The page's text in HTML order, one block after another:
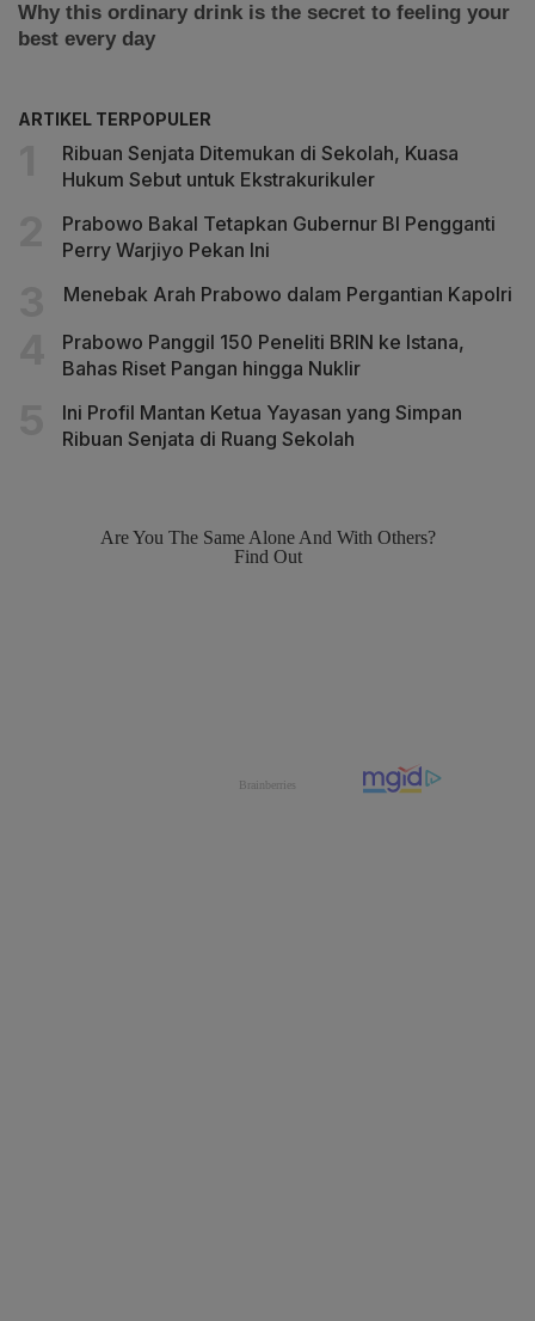
ARTIKEL TERPOPULER
Ribuan Senjata Ditemukan di Sekolah, Kuasa
Hukum Sebut untuk Ekstrakurikuler
Prabowo Bakal Tetapkan Gubernur BI Pengganti
Perry Warjiyo Pekan Ini
Menebak Arah Prabowo dalam Pergantian Kapolri
Prabowo Panggil 150 Peneliti BRIN ke Istana,
Bahas Riset Pangan hingga Nuklir
Ini Profil Mantan Ketua Yayasan yang Simpan
Ribuan Senjata di Ruang Sekolah